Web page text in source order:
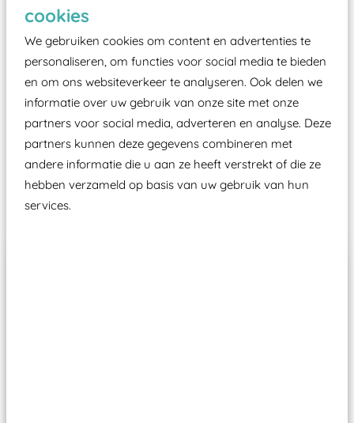
cookies
We gebruiken cookies om content en advertenties te
personaliseren, om functies voor social media te bieden
en om ons websiteverkeer te analyseren. Ook delen we
informatie over uw gebruik van onze site met onze
partners voor social media, adverteren en analyse. Deze
partners kunnen deze gegevens combineren met
andere informatie die u aan ze heeft verstrekt of die ze
hebben verzameld op basis van uw gebruik van hun
services.
moet zijn van een typekeuring, -plaatje en
certificering, uitgegeven door een Nederlands
aangewezen keuringsinstantie?
Wij ook speeltoestellen kunnen laten keuren zodat
ze toch binnen het Warenwetbesluit Attractie- en
Speeltoestellen vallen?
Past er goed bij